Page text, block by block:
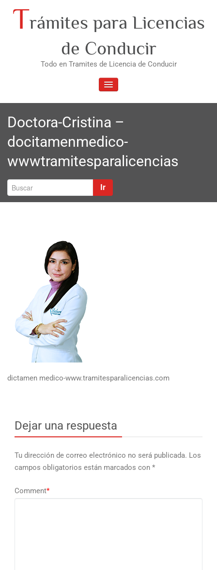
contenido
Trámites para Licencias
de Conducir
Todo en Tramites de Licencia de Conducir
ALTERNAR
Doctora-Cristina –
docitamenmedico-
wwwtramitesparalicencias
Ir
dictamen medico-www.tramitesparalicencias.com
Dejar una respuesta
Tu dirección de correo electrónico no será publicada. Los
campos obligatorios están marcados con *
Comment*